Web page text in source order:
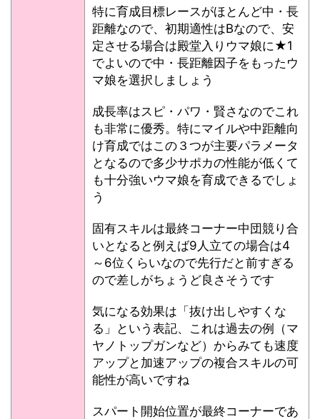
特に育成目標レースがほとんど中・長
距離なので、初期適性はBなので、安
定させる場合は殿堂入りウマ娘に★1
でよいので中・長距離因子をもったウ
マ娘を選択しましょう
成長率はスピ・パワ・賢さなのでこれ
も非常に優秀。特にマイルや中距離向
け育成ではこの３つが主要パラメータ
となるので多少サポカの性能が低くて
も十分強いウマ娘を育成できるでしょ
う
固有スキルは最終コーナー中団競り合
いとなると例えば9人立ての場合は4
～6位くらいなので先行だと前すぎる
ので差しがちょうど良さそうです
気になる効果は「抜け出しやすくな
る」という表記、これは過去の例（マ
ヤノトップガンなど）からみても速度
アップと加速アップの複合スキルの可
能性が高いですね
スパート開始位置が最終コーナーであ